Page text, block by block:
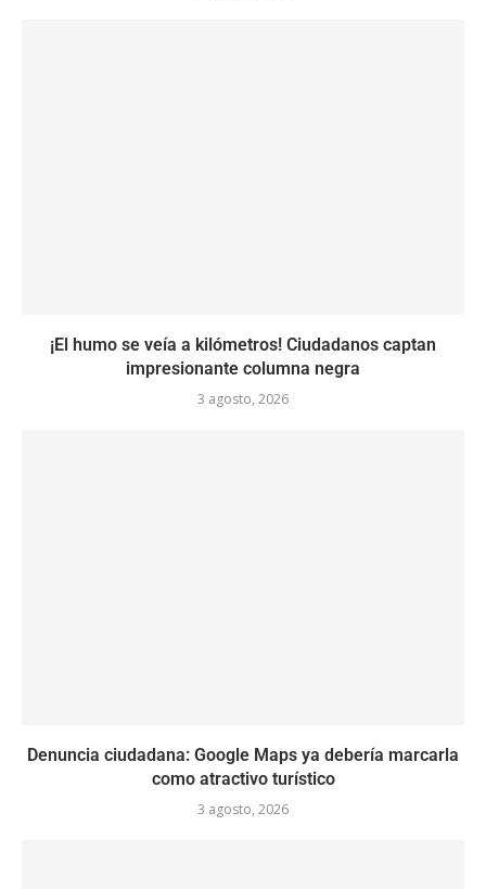
¡El humo se veía a kilómetros! Ciudadanos captan
impresionante columna negra
3 agosto, 2026
Denuncia ciudadana: Google Maps ya debería marcarla
como atractivo turístico
3 agosto, 2026